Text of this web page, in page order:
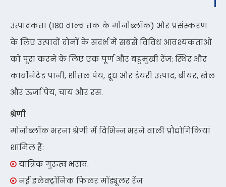
उत्पादकता (180 वाल्व तक के मोनोब्लॉक) और प्रसंस्करण
के लिए उत्पादों दोनों के संदर्भ में सबसे विविध आवश्यकताओं
को पूरा करने के लिए एक पूर्ण और बहुमुखी रेंज: स्थिर और
कार्बोनेटेड पानी, शीतल पेय, दूध और डेयरी उत्पाद, बीयर, खेल
और ऊर्जा पेय, चाय और रस.
श्रेणी
मोनोब्लॉक भरना श्रेणी में विभिन्न भरने वाली प्रौद्योगिकियां
शामिल हैं:
 यांत्रिक गुरुत्व भराव.
 नई इलेक्ट्रॉनिक फिलर मॉड्यूलर रेंज